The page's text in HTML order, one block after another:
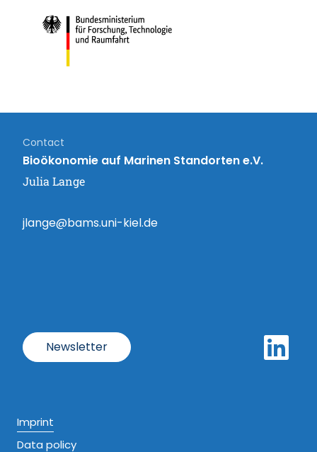
Contact
Bioökonomie auf Marinen Standorten e.V.
Julia Lange
jlange@bams.uni-kiel.de
Newsletter
Imprint
Data policy